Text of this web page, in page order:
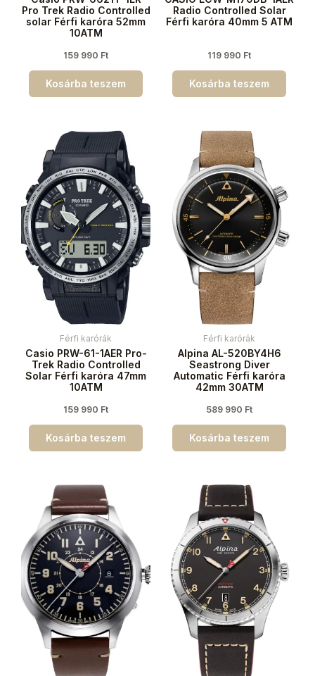
Pro Trek Radio Controlled
solar Férfi karóra 52mm
10ATM
159 990 Ft
Kosárba teszem
Radio Controlled Solar
Férfi karóra 40mm 5 ATM
119 990 Ft
Kosárba teszem
Férfi karórák
Casio PRW-61-1AER Pro-
Trek Radio Controlled
Solar Férfi karóra 47mm
10ATM
159 990 Ft
Kosárba teszem
Férfi karórák
Alpina AL-520BY4H6
Seastrong Diver
Automatic Férfi karóra
42mm 30ATM
589 990 Ft
Kosárba teszem